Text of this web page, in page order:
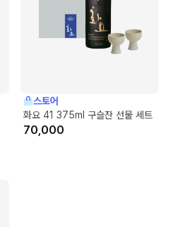
스토어
화요 41 375ml 구슬잔 선물 세트
70,000